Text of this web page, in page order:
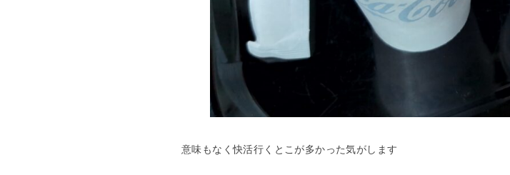
意味もなく快活行くとこが多かった気がします